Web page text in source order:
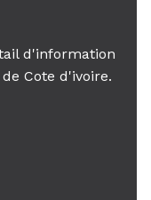
d'information
Cote d'ivoire.